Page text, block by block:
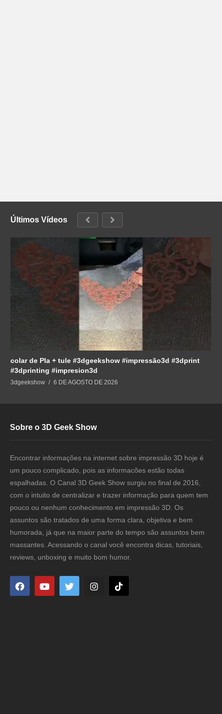
Últimos Vídeos
colar de Pla + tule #3dgeekshow #impressão3d #3dprint
#3dprinting #impresion3d
3dgeekshow 6 DE AGOSTO DE 2026
Sobre o 3D Geek Show
Encontrar informações na internet sobre impressão 3D hoje é
um pouco complicado, pois as informacões estão todas
espalhadas. O Canal 3D Geek Show surgiu no final de 2016,
com o intuito de centralizar e trazer informação para quem tem
pouco ou nenhum conhecimento em impressão 3D. Os
assuntos são tratados de uma forma clara, objetiva e bem
humorada, já que na maior parte do tempo são assuntos bem
massantes. Acessando o canal você encontra dicas, tutoriais,
reviews, unboxing e muito bom humor.